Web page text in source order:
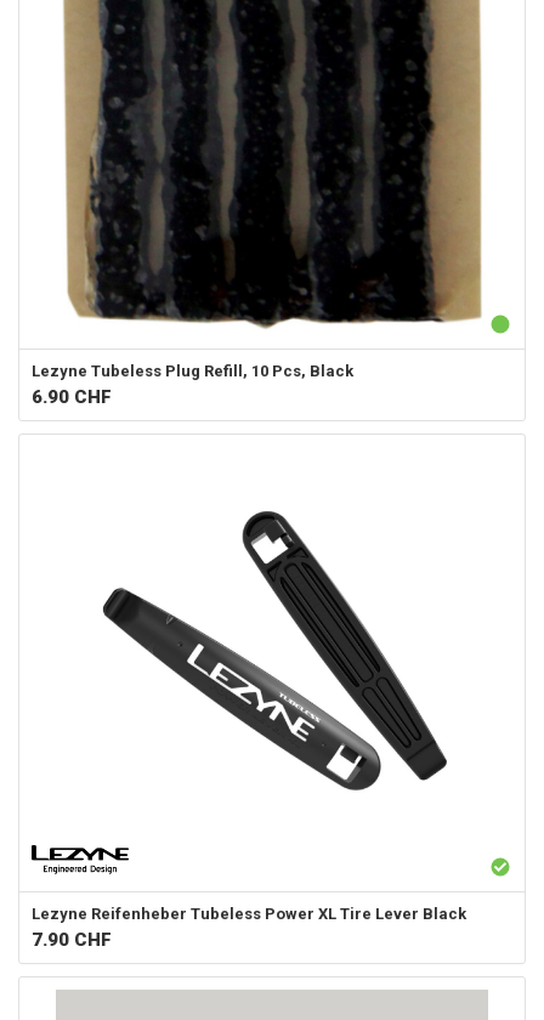
Lezyne Tubeless Plug Refill, 10 Pcs, Black
6.90 CHF
Lezyne Reifenheber Tubeless Power XL Tire Lever Black
7.90 CHF